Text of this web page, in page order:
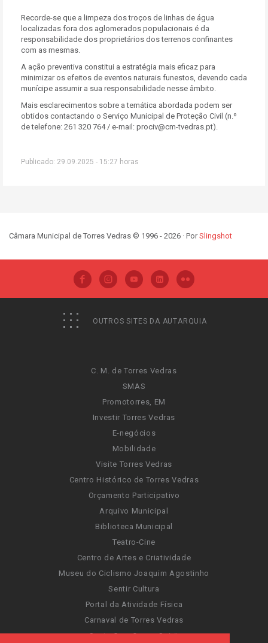
Recorde-se que a limpeza dos troços de linhas de água
localizadas fora dos aglomerados populacionais é da
responsabilidade dos proprietários dos terrenos confinantes
com as mesmas.
A ação preventiva constitui a estratégia mais eficaz para
minimizar os efeitos de eventos naturais funestos, devendo cada
munícipe assumir a sua responsabilidade nesse âmbito.
Mais esclarecimentos sobre a temática abordada podem ser
obtidos contactando o Serviço Municipal de Proteção Civil (n.º
de telefone: 261 320 764 / e-mail: prociv@cm-tvedras.pt).
Publicado: 29.09.2025 - 15:27 horas
Câmara Municipal de Torres Vedras © 1996 - 2026 · PorSlingshot
OUTROS SITES DA AUTARQUIA
C. M. de Torres Vedras
SMAS
Promotorres, EM
Investir Torres Vedras
E-negócios
Mobilidade
Visite Torres Vedras
Centro Histórico de Torres Vedras
Orçamento Participativo
Arquivo Municipal
Biblioteca Municipal
Teatro-Cine
Centro de Artes e Criatividade
Museu do Ciclismo Joaquim Agostinho
Sentir Cultura
Portal da Atividade Física
Carnaval de Torres Vedras
Santa Cruz Ocean Spirit